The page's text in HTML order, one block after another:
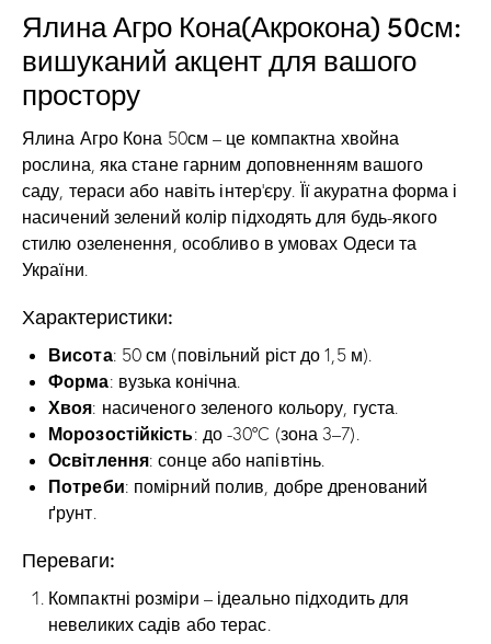
Ялина Агро Кона(Акрокона) 50см:
вишуканий акцент для вашого
простору
Ялина Агро Кона 50см – це компактна хвойна
рослина, яка стане гарним доповненням вашого
саду, тераси або навіть інтер’єру. Її акуратна форма і
насичений зелений колір підходять для будь-якого
стилю озеленення, особливо в умовах Одеси та
України.
Характеристики:
Висота: 50 см (повільний ріст до 1,5 м).
Форма: вузька конічна.
Хвоя: насиченого зеленого кольору, густа.
Морозостійкість: до -30°C (зона 3–7).
Освітлення: сонце або напівтінь.
Потреби: помірний полив, добре дренований
ґрунт.
Переваги:
Компактні розміри – ідеально підходить для
невеликих садів або терас.